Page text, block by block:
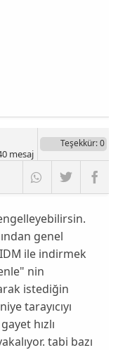
Teşekkür: 0
mesaj
genel
ile indirmek
nin
istediğin
tarayıcıyı
hızlı
tabi bazı